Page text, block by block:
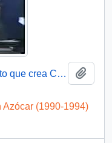
Presidente Aylwin firma de decreto que crea Comisión Nacional de Verdad y Reconciliación: video
(1990-1994)